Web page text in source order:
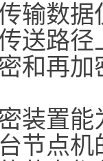
数据
送路
和再
置能
节点